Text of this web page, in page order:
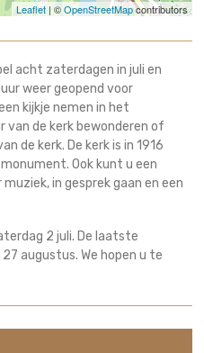
Leaflet| ©OpenStreetMapcontributors
acht zaterdagen in juli en
weer geopend voor
kijkje nemen in het
de kerk bewonderen of
de kerk. De kerk is in 1916
Ook kunt u een
in gesprek gaan en een
2 juli. De laatste
augustus. We hopen u te